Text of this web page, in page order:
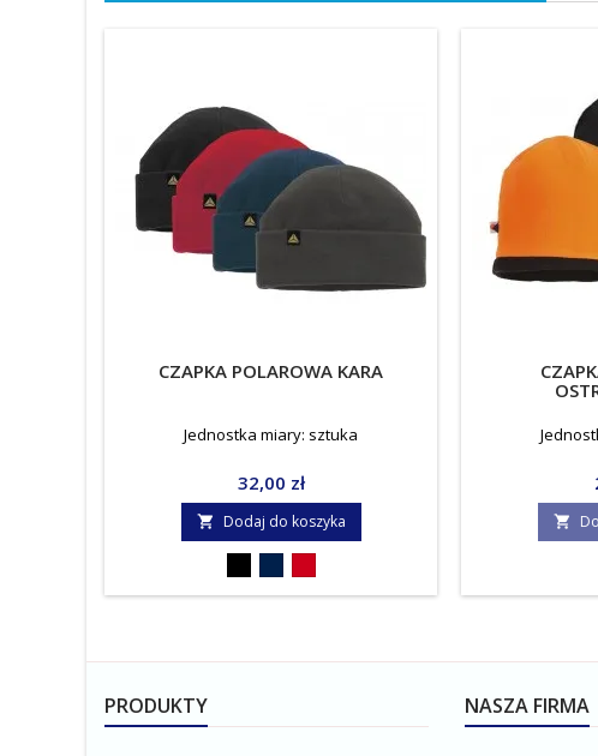
CZAPKA POLAROWA KARA
Jednostka miary: sztuka
Cena
32,00 zł
 Dodaj do koszyka 
PRODUKTY NASZA FIRMA